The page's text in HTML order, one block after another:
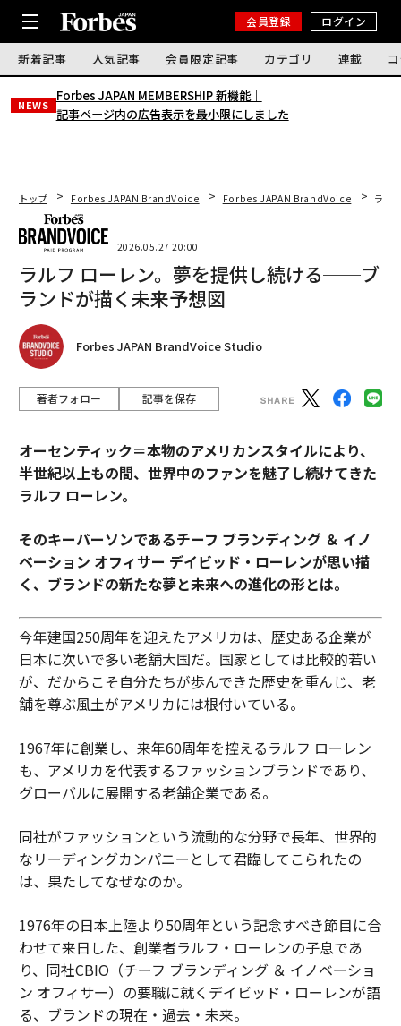
会員登録 ログイン
新着記事 人気記事 会員限定記事 カテゴリ 連載
NEWS
Forbes JAPAN MEMBERSHIP 新機能｜
記事ページ内の広告表示を最小限にしました
トップ Forbes JAPAN BrandVoice Forbes JAPAN BrandVoice ラル
2026.05.27 20:00
ラルフ ローレン。夢を提供し続ける──ブ
ランドが描く未来予想図
Forbes JAPAN BrandVoice Studio
著者フォロー 記事を保存
オーセンティック＝本物のアメリカンスタイルにより、
半世紀以上もの間、世界中のファンを魅了し続けてきた
ラルフ ローレン。
そのキーパーソンであるチーフ ブランディング ＆ イノ
ベーション オフィサー デイビッド・ローレンが思い描
く、ブランドの新たな夢と未来への進化の形とは。
今年建国250周年を迎えたアメリカは、歴史ある企業が
日本に次いで多い老舗大国だ。国家としては比較的若い
が、だからこそ自分たちが歩んできた歴史を重んじ、老
舗を尊ぶ風土がアメリカには根付いている。
1967年に創業し、来年60周年を控えるラルフ ローレン
も、アメリカを代表するファッションブランドであり、
グローバルに展開する老舗企業である。
同社がファッションという流動的な分野で長年、世界的
なリーディングカンパニーとして君臨してこられたの
は、果たしてなぜなのか。
1976年の日本上陸より50周年という記念すべき節目に合
わせて来日した、創業者ラルフ・ローレンの子息であ
り、同社CBIO（チーフ ブランディング ＆ イノベーショ
ン オフィサー）の要職に就くデイビッド・ローレンが語
る、ブランドの現在・過去・未来。